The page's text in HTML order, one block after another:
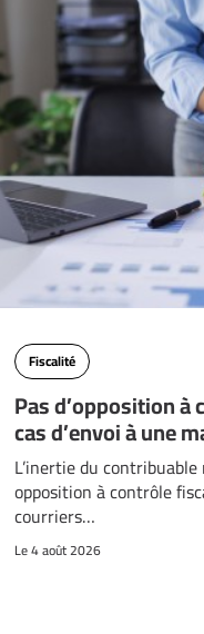
Fiscalité
Pas d’opposition
cas d’envoi à une
L’inertie du
opposition à contrôle
courriers…
Le 4 août 2026